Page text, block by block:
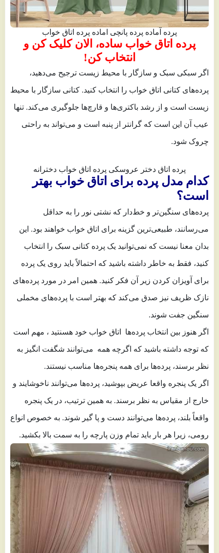
پرده آماده پرده پانچی اماده پرده اتاق خواب
پرده اتاق خواب ساده، الان کلیک کن و
انتخاب کن!
اگر سبکی سبک و سازگار با محیط زیست ترجیح می‌دهید،
پرده‌های کتانی اتاق خواب را انتخاب کنید. کتانی سازگار با محیط
زیست است و از رشد باکتری‌ها و قارچ‌ها جلوگیری می‌کند. تنها
عیب آن این است که گرانتر از پنبه است و می‌تواند به راحتی
چروک شود.
پرده اتاق دختر عروسکی پرده اتاق خواب دخترانه
کدام مدل پرده برای اتاق خواب بهتر
است؟
پرده‌های سنگین‌تر و خط‌دار که نشتی نور را به حداقل
می‌رسانند، طبیعی‌ترین گزینه برای اتاق خواب خواهند بود. این
بدان معنا نیست که نمی‌توانید یک پرده کتانی سبک را انتخاب
کنید، فقط به خاطر داشته باشید که احتمالاً باید روی یک پرده
برای آویزان کردن زیر آن فکر کنید. همین امر در مورد پرده‌های
نازک ظریف نیز صدق می‌کند که بهتر است با پرده‌های مخملی
سنگین جفت شوند.
اگر هنوز بین انتخاب پرده‌ها اتاق خواب خود هسنتید ، مهم است
که توجه داشته باشید که اگرچه همه می‌توانند شگفت انگیز به
نظر برسند، پرده‌ها برای همه پنجره‌ها مناسب نیستند.
اگر یک پنجره واقعا عریض بپوشید، پرده‌ها می‌توانند ناخوشایند و
خارج از مقیاس به نظر برسند. به همین ترتیب، در یک پنجره
واقعاً بلند، پرده‌ها می‌توانند دست و پا گیر شوند. به خصوص انواع
رومی، زیرا هر بار باید تمام وزن پارچه را به سمت بالا بکشید.